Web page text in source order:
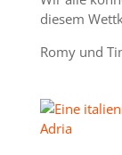
diesem
Romy und